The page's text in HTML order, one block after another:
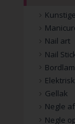
Nail art
Nail
Gellak
Negle
Negle